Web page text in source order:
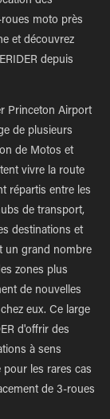
moto près
et découvrez
depuis
Princeton Airport
de plusieurs
de Motos et
vivre la route
répartis entre les
de transport,
destinations et
un grand nombre
zones plus
de nouvelles
eux. Ce large
d'offrir des
à sens
pour les rares cas
de 3-roues